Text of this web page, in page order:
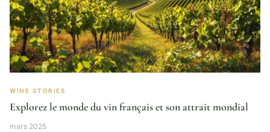
WINE STORIES
Explorez le monde du vin français et son attrait mondial
mars 2025